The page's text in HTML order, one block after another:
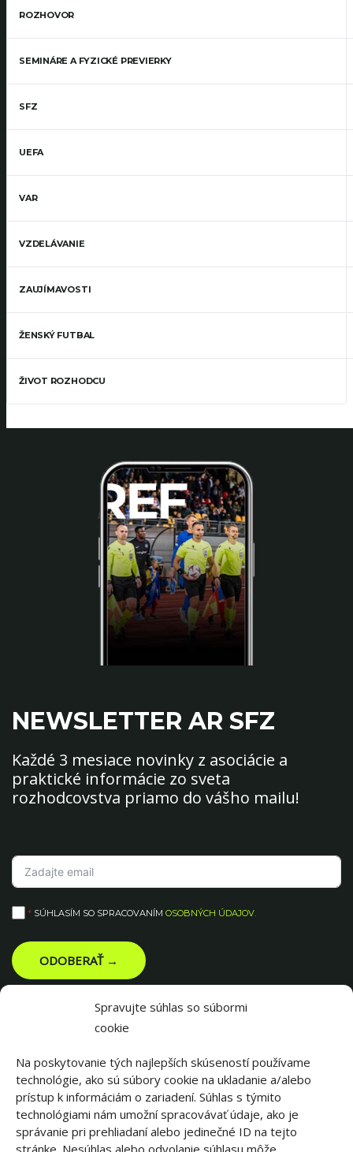
Spravujte súhlas so súbormi
cookie
Na poskytovanie tých najlepších skúseností používame
technológie, ako sú súbory cookie na ukladanie a/alebo
prístup k informáciám o zariadení. Súhlas s týmito
technológiami nám umožní spracovávať údaje, ako je
správanie pri prehliadaní alebo jedinečné ID na tejto
stránke. Nesúhlas alebo odvolanie súhlasu môže
ROZHOVOR
SEMINÁRE A FYZICKÉ PREVIERKY
SFZ
UEFA
VAR
VZDELÁVANIE
ZAUJÍMAVOSTI
ŽENSKÝ FUTBAL
ŽIVOT ROZHODCU
NEWSLETTER AR SFZ
Každé 3 mesiace novinky z asociácie a
praktické informácie zo sveta
rozhodcovstva priamo do vášho mailu!
* SÚHLASÍM SO SPRACOVANÍM OSOBNÝCH ÚDAJOV.
ODOBERAŤ →